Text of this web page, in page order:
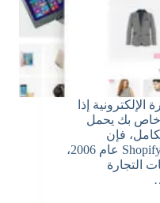
إذا
خاص بك يحمل
فإن
Shopify هو الخيار الأمثل.تأسست Shopify عام 2006،
التجارة